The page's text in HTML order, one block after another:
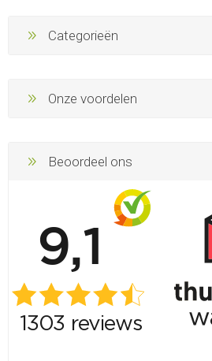
Categorieën
Onze voordelen
Beoordeel ons